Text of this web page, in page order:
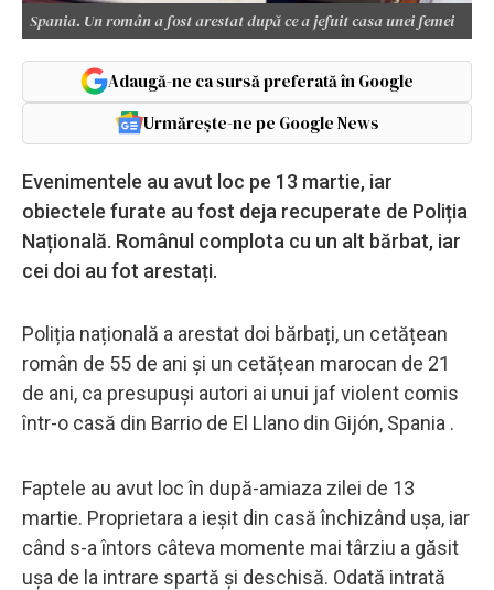
Spania. Un român a fost arestat după ce a jefuit casa unei femei
Adaugă-ne ca sursă preferată în Google
Urmărește-ne pe Google News
Evenimentele au avut loc pe 13 martie, iar
obiectele furate au fost deja recuperate de Poliția
Națională. Românul complota cu un alt bărbat, iar
cei doi au fot arestați.
Poliția națională a arestat doi bărbați, un cetățean
român de 55 de ani și un cetățean marocan de 21
de ani, ca presupuși autori ai unui jaf violent comis
într-o casă din Barrio de El Llano din Gijón, Spania .
Faptele au avut loc în după-amiaza zilei de 13
martie. Proprietara a ieșit din casă închizând ușa, iar
când s-a întors câteva momente mai târziu a găsit
ușa de la intrare spartă și deschisă. Odată intrată